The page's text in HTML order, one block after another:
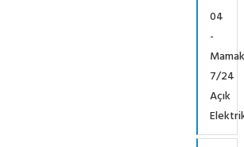
04
-
Mamak
7/24
Açık